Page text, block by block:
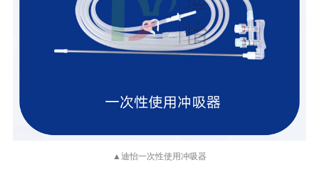
▲迪怡一次性使用冲吸器